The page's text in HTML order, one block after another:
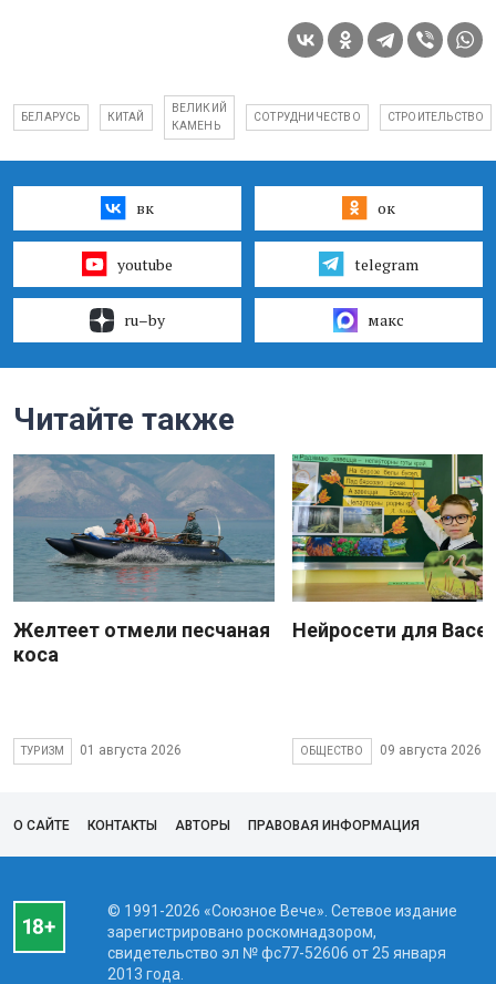
БЕЛАРУСЬ КИТАЙ
ВЕЛИКИЙ
КАМЕНЬ
СОТРУДНИЧЕСТВО СТРОИТЕЛЬСТВО
вк ок
youtube telegram
ru–by макс
Читайте также
Желтеет отмели песчаная
коса
ТУРИЗМ 01 августа 2026
Нейросети для
ОБЩЕСТВО 09 августа 2026
О САЙТЕ КОНТАКТЫ АВТОРЫ ПРАВОВАЯ ИНФОРМАЦИЯ
© 1991-2026 «Союзное Вече». Сетевое издание
зарегистрировано роскомнадзором,
свидетельство эл № фc77-52606 от 25 января
2013 года.